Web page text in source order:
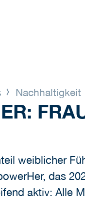
Nachhaltigkeit
weiblicher
das
aktiv: Alle